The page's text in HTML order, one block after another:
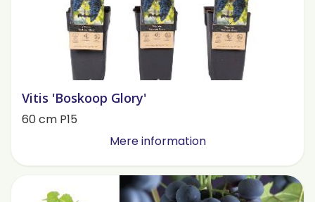
Vitis 'Boskoop Glory'
60 cm P15
Mere information